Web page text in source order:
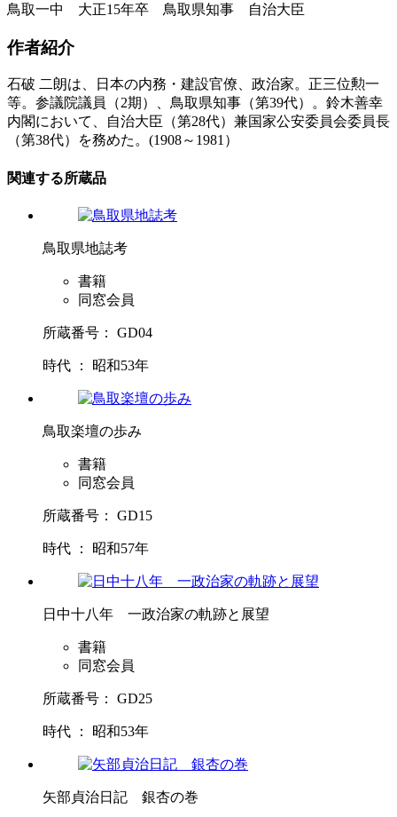
鳥取一中 大正15年卒 鳥取県知事 自治大臣
作者紹介
石破 二朗は、日本の内務・建設官僚、政治家。正三位勲一
等。参議院議員（2期）、鳥取県知事（第39代）。鈴木善幸
内閣において、自治大臣（第28代）兼国家公安委員会委員長
（第38代）を務めた。(1908～1981）
関連する所蔵品
鳥取県地誌考
書籍
同窓会員
所蔵番号： GD04
時代 ： 昭和53年
鳥取楽壇の歩み
書籍
同窓会員
所蔵番号： GD15
時代 ： 昭和57年
日中十八年 一政治家の軌跡と展望
書籍
同窓会員
所蔵番号： GD25
時代 ： 昭和53年
矢部貞治日記 銀杏の巻